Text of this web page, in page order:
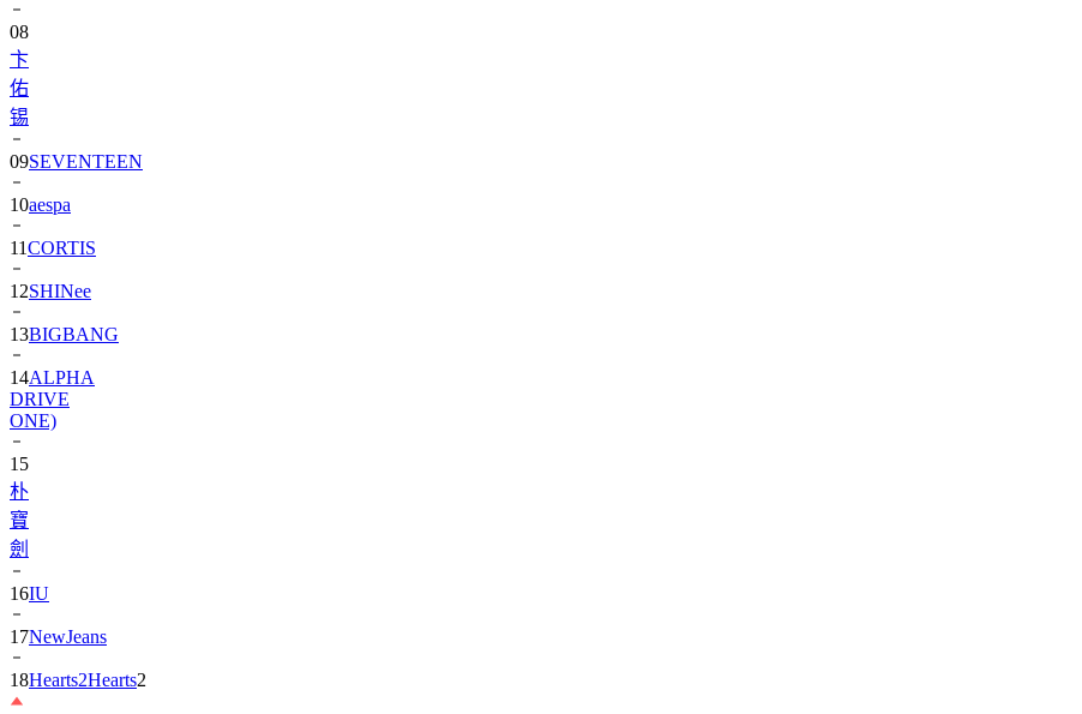
08
卞
佑
锡
09SEVENTEEN
10aespa
11CORTIS
12SHINee
13BIGBANG
14ALPHA
DRIVE
ONE)
15
朴
寶
劍
16IU
17NewJeans
18Hearts2Hearts2